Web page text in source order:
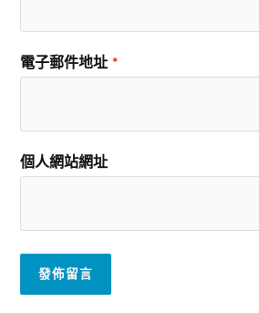
電子郵件地址 *
個人網站網址